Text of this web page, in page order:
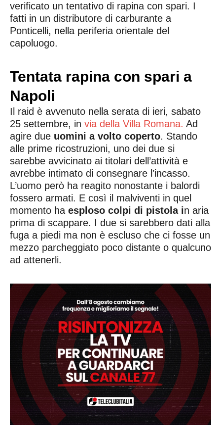
verificato un tentativo di rapina con spari. I
fatti in un distributore di carburante a
Ponticelli, nella periferia orientale del
capoluogo.
Tentata rapina con spari a
Napoli
Il raid è avvenuto nella serata di ieri, sabato
25 settembre, in via della Villa Romana. Ad
agire due uomini a volto coperto. Stando
alle prime ricostruzioni, uno dei due si
sarebbe avvicinato ai titolari dell’attività e
avrebbe intimato di consegnare l’incasso.
L’uomo però ha reagito nonostante i balordi
fossero armati. E così il malviventi in quel
momento ha esploso colpi di pistola in aria
prima di scappare. I due si sarebbero dati alla
fuga a piedi ma non è escluso che ci fosse un
mezzo parcheggiato poco distante o qualcuno
ad attenerli.